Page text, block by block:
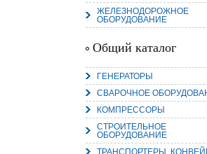
ЖЕЛЕЗНОДОРОЖНОЕ
ОБОРУДОВАНИЕ
Общий каталог
ГЕНЕРАТОРЫ
СВАРОЧНОЕ
КОМПРЕССОРЫ
СТРОИТЕЛЬНОЕ
ОБОРУДОВАНИЕ
ТРАНСПОРТЕРЫ,